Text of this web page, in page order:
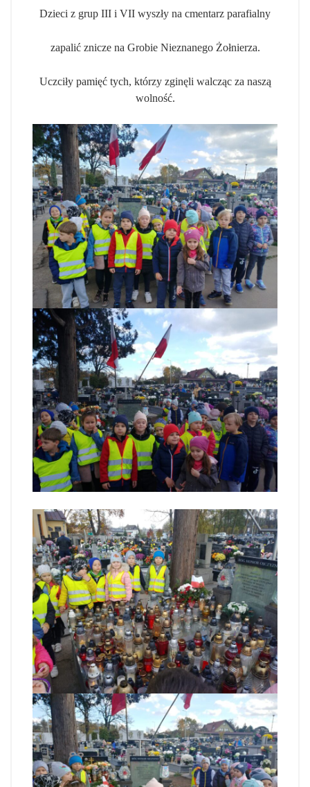
Dzieci z grup III i VII wyszły na cmentarz parafialny
zapalić znicze na Grobie Nieznanego Żołnierza.
Uczciły pamięć tych, którzy zginęli walcząc za naszą
wolność.